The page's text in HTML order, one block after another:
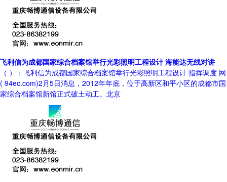
飞利信为成都国家综合档案馆举行光彩照明工程设计 海能达无线对讲
（ ）：飞利信为成都国家综合档案馆举行光彩照明工程设计 指挥调度 网
( 94ec.com)2月5日消息，2012年年底，位于高新区和平小区的成都市国
家综合档案馆新馆正式破土动工。北京